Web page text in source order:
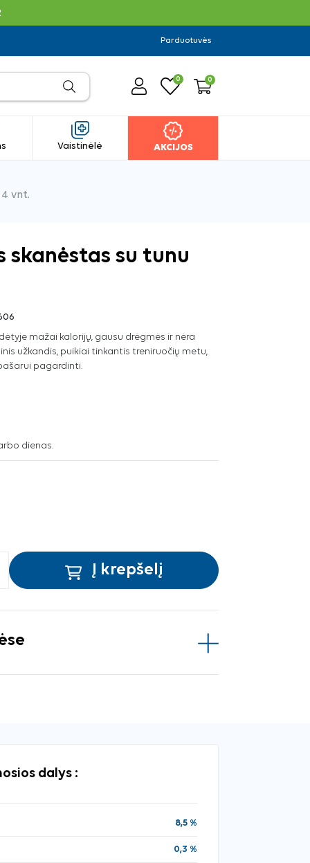
Parduotuvės
0 0
Vaistinėlė AKCIJOS
vnt.
skanėstas su tunu
mažai kalorijų, gausu drėgmės ir nėra
užkandis, puikiai tinkantis treniruočių metu,
pagardinti.
dienas.
Į krepšelį
dalys :
8,5 %
0,3 %